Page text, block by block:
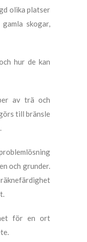
olika platser
skogar,
hur de kan
av trä och
till bränsle
och grunder.
för en ort